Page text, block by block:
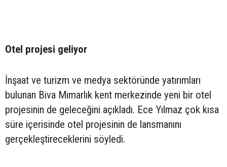
Otel projesi geliyor
İnşaat ve turizm ve medya sektöründe yatırımları
bulunan Biva Mimarlık kent merkezinde yeni bir otel
projesinin de geleceğini açıkladı. Ece Yılmaz çok kısa
süre içerisinde otel projesinin de lansmanını
gerçekleştireceklerini söyledi.